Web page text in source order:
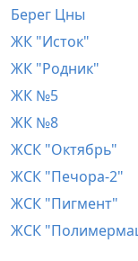
Берег Цны
ЖК "Исток"
ЖК "Родник"
ЖК №5
ЖК №8
ЖСК "Октябрь"
ЖСК "Печора-2"
ЖСК "Пигмент"
ЖСК